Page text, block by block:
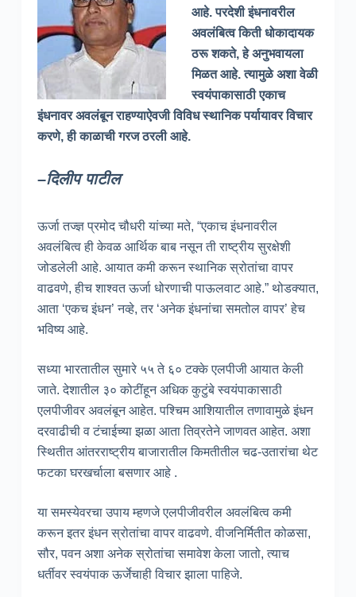
आहे. परदेशी इंधनावरील
अवलंबित्व किती धोकादायक
ठरू शकते, हे अनुभवायला
मिळत आहे. त्यामुळे अशा वेळी
स्वयंपाकासाठी एकाच
इंधनावर अवलंबून राहण्याऐवजी विविध स्थानिक पर्यायावर विचार
करणे, ही काळाची गरज ठरली आहे.
–दिलीप पाटील
ऊर्जा तज्ज्ञ प्रमोद चौधरी यांच्या मते, “एकाच इंधनावरील
अवलंबित्व ही केवळ आर्थिक बाब नसून ती राष्ट्रीय सुरक्षेशी
जोडलेली आहे. आयात कमी करून स्थानिक स्रोतांचा वापर
वाढवणे, हीच शाश्वत ऊर्जा धोरणाची पाऊलवाट आहे.” थोडक्यात,
आता ‘एकच इंधन’ नव्हे, तर ‘अनेक इंधनांचा समतोल वापर’ हेच
भविष्य आहे.
सध्या भारतातील सुमारे ५५ ते ६० टक्के एलपीजी आयात केली
जाते. देशातील ३० कोटींहून अधिक कुटुंबे स्वयंपाकासाठी
एलपीजीवर अवलंबून आहेत. पश्चिम आशियातील तणावामुळे इंधन
दरवाढीची व टंचाईच्या झळा आता तिव्रतेने जाणवत आहेत. अशा
स्थितीत आंतरराष्ट्रीय बाजारातील किमतीतील चढ-उतारांचा थेट
फटका घरखर्चाला बसणार आहे .
या समस्येवरचा उपाय म्हणजे एलपीजीवरील अवलंबित्व कमी
करून इतर इंधन स्रोतांचा वापर वाढवणे. वीजनिर्मितीत कोळसा,
सौर, पवन अशा अनेक स्रोतांचा समावेश केला जातो, त्याच
धर्तीवर स्वयंपाक ऊर्जेचाही विचार झाला पाहिजे.